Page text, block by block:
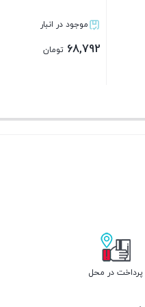
موجود در انبار
12,420,083 تومان
پرداخت در محل